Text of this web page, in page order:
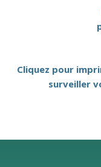
Cliquez pour
surveiller